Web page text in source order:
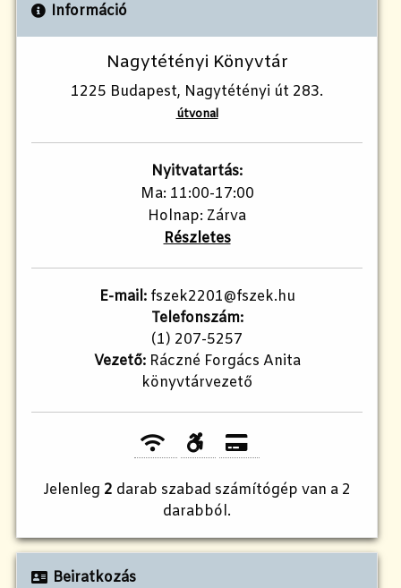
Információ
Nagytétényi Könyvtár
1225 Budapest, Nagytétényi út 283.
útvonal
Nyitvatartás:
Ma: 11:00-17:00
Holnap: Zárva
Részletes
E-mail:fszek2201@fszek.hu
Telefonszám:
(1) 207-5257
Vezető:Ráczné Forgács Anita
könyvtárvezető
Jelenleg 2 darab szabad számítógép van a 2
darabból.
Beiratkozás